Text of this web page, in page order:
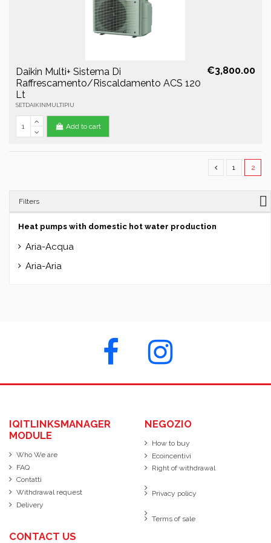
Daikin Multi+ Sistema Di
Raffrescamento/Riscaldamento ACS 120
Lt
SETDAIKINMULTIPIU
€3,800.00
Add to cart
1 2
Filters
Heat pumps with domestic hot water production
Aria-Acqua
Aria-Aria
IQITLINKSMANAGER
MODULE
Who We are
FAQ
Contatti
Withdrawal request
Delivery
NEGOZIO
How to buy
Ecoincentivi
Right of withdrawal
Privacy policy
Terms of sale
CONTACT US